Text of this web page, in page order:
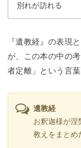
別れが訪れる
『遺教経』の表現
が、この本の中の
者定離」という言
遺教経
お釈迦様が涅
教えをまとめ